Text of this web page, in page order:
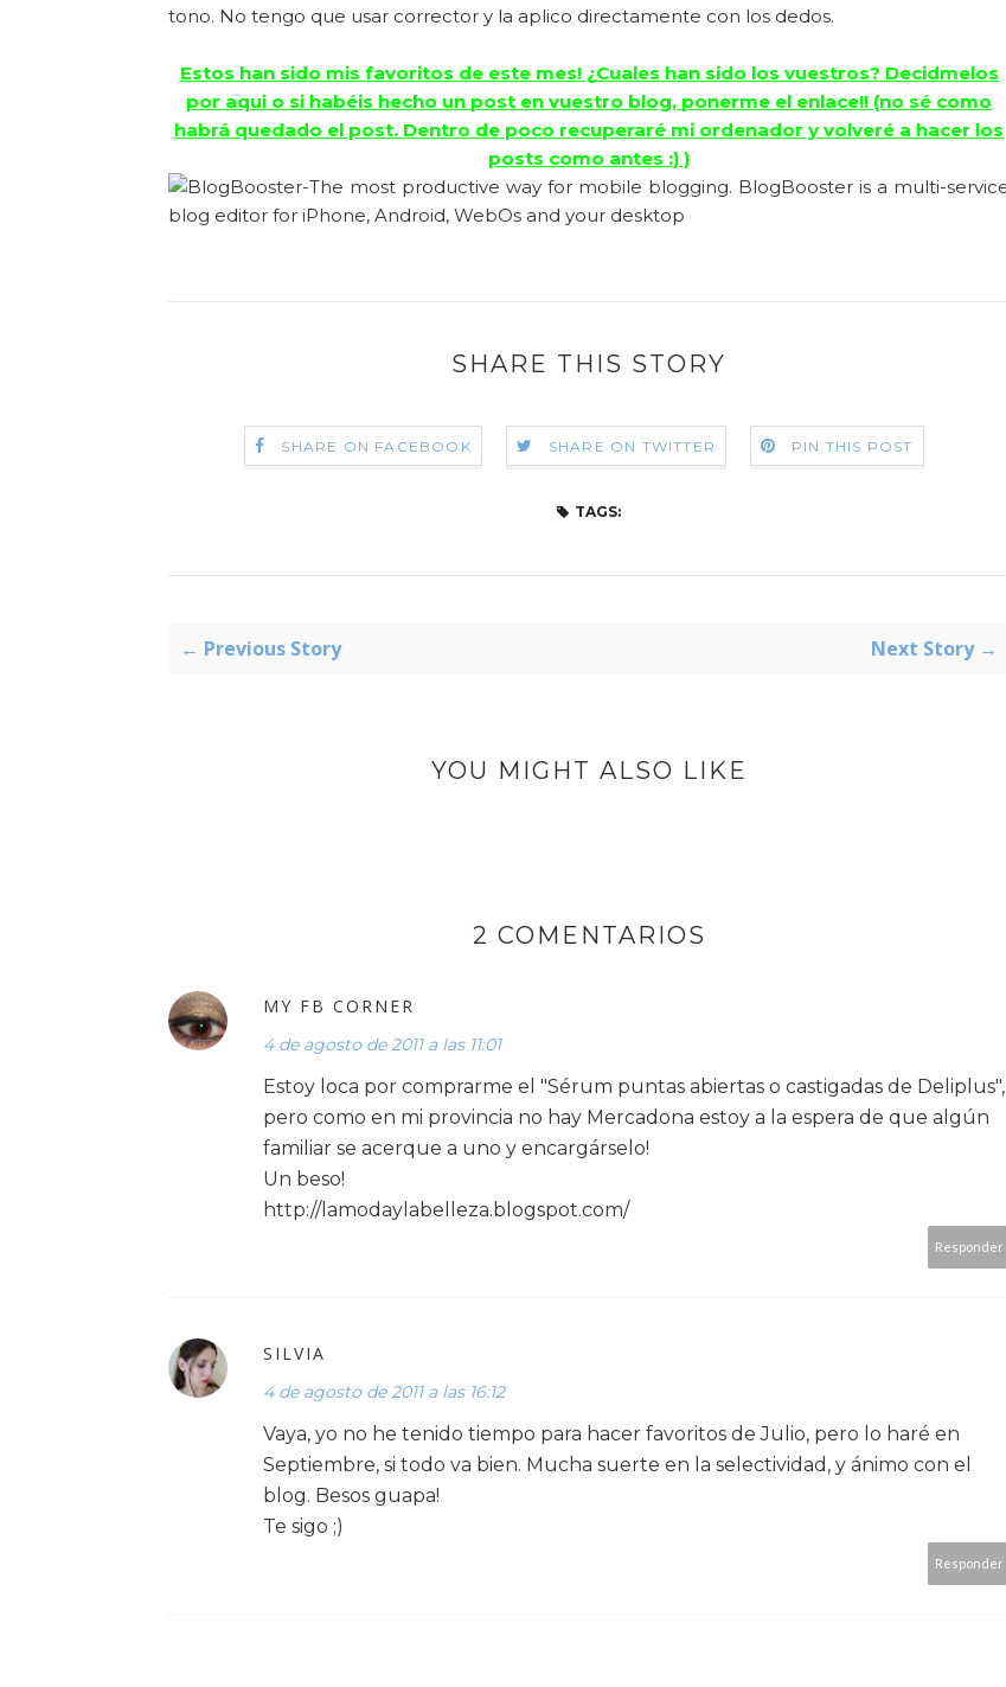
tono. No tengo que usar corrector y la aplico directamente con los dedos.
Estos han sido mis favoritos de este mes! ¿Cuales han sido los vuestros? Decidmelos
por aqui o si habéis hecho un post en vuestro blog, ponerme el enlace!! (no sé como
habrá quedado el post. Dentro de poco recuperaré mi ordenador y volveré a hacer los
posts como antes :) )
SHARE THIS STORY
SHARE ON FACEBOOK SHARE ON TWITTER PIN THIS POST
TAGS:
← Previous Story Next Story →
YOU MIGHT ALSO LIKE
2 COMENTARIOS
MY FB CORNER
4 de agosto de 2011 a las 11:01
Estoy loca por comprarme el "Sérum puntas abiertas o castigadas de Deliplus",
pero como en mi provincia no hay Mercadona estoy a la espera de que algún
familiar se acerque a uno y encargárselo!
Un beso!
http://lamodaylabelleza.blogspot.com/
Responder
SILVIA
4 de agosto de 2011 a las 16:12
Vaya, yo no he tenido tiempo para hacer favoritos de Julio, pero lo haré en
Septiembre, si todo va bien. Mucha suerte en la selectividad, y ánimo con el
blog. Besos guapa!
Te sigo ;)
Responder